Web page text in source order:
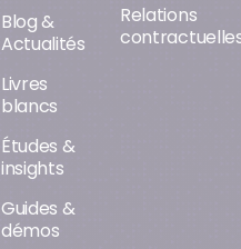
Blog &
Actualités
Livres
blancs
Études &
insights
Guides &
démos
Relations